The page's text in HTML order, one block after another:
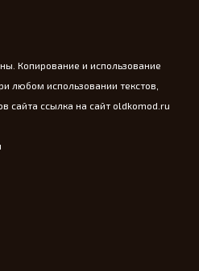
Копирование и использование
любом использовании текстов,
сайта ссылка на сайт oldkomod.ru